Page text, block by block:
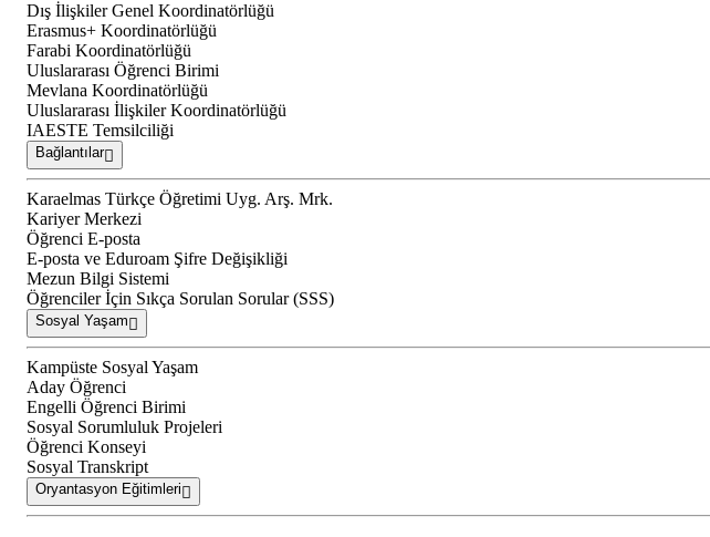
Dış İlişkiler Genel Koordinatörlüğü
Erasmus+ Koordinatörlüğü
Farabi Koordinatörlüğü
Uluslararası Öğrenci Birimi
Mevlana Koordinatörlüğü
Uluslararası İlişkiler Koordinatörlüğü
IAESTE Temsilciliği
Bağlantılar
Karaelmas Türkçe Öğretimi Uyg. Arş. Mrk.
Kariyer Merkezi
Öğrenci E-posta
E-posta ve Eduroam Şifre Değişikliği
Mezun Bilgi Sistemi
Öğrenciler İçin Sıkça Sorulan Sorular (SSS)
Sosyal Yaşam
Kampüste Sosyal Yaşam
Aday Öğrenci
Engelli Öğrenci Birimi
Sosyal Sorumluluk Projeleri
Öğrenci Konseyi
Sosyal Transkript
Oryantasyon Eğitimleri